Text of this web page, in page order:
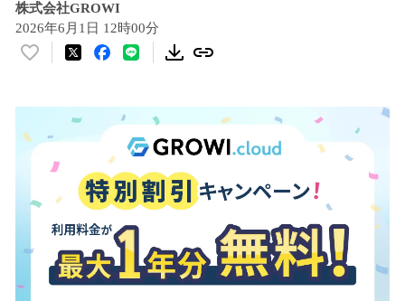
株式会社GROWI
2026年6月1日 12時00分
い
数
込
中